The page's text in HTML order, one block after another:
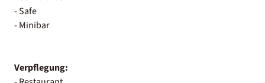
- Safe
- Minibar
Verpflegung: